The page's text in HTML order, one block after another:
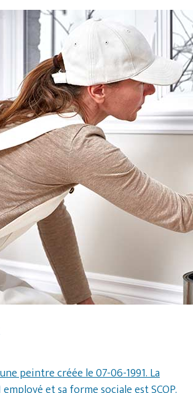
peintre créée le 07-06-1991. La